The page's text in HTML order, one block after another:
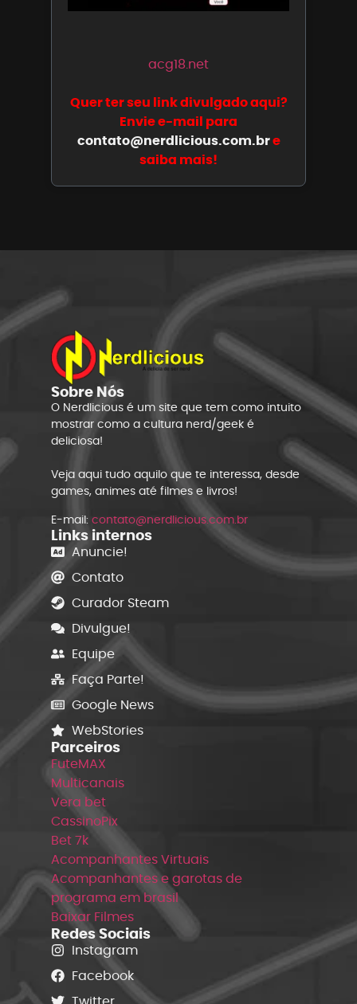
acg18.net
Quer ter seu link divulgado aqui?
Envie e-mail para
contato@nerdlicious.com.bre
saiba mais!
Sobre Nós
O Nerdlicious é um site que tem como intuito
mostrar como a cultura nerd/geek é
deliciosa!
Veja aqui tudo aquilo que te interessa, desde
games, animes até filmes e livros!
E-mail: contato@nerdlicious.com.br
Links internos
Anuncie!
Contato
Curador Steam
Divulgue!
Equipe
Faça Parte!
Google News
WebStories
Parceiros
FuteMAX
Multicanais
Vera bet
CassinoPix
Bet 7k
Acompanhantes Virtuais
Acompanhantes e garotas de
programa em brasil
Baixar Filmes
Redes Sociais
Instagram
Facebook